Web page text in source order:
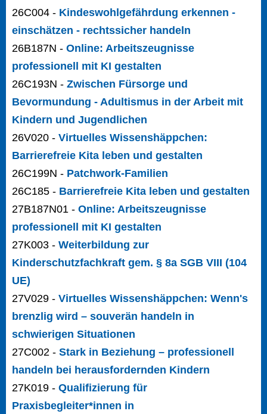
26C004 - Kindeswohlgefährdung erkennen -
einschätzen - rechtssicher handeln
26B187N - Online: Arbeitszeugnisse
professionell mit KI gestalten
26C193N - Zwischen Fürsorge und
Bevormundung - Adultismus in der Arbeit mit
Kindern und Jugendlichen
26V020 - Virtuelles Wissenshäppchen:
Barrierefreie Kita leben und gestalten
26C199N - Patchwork-Familien
26C185 - Barrierefreie Kita leben und gestalten
27B187N01 - Online: Arbeitszeugnisse
professionell mit KI gestalten
27K003 - Weiterbildung zur
Kinderschutzfachkraft gem. § 8a SGB VIII (104
UE)
27V029 - Virtuelles Wissenshäppchen: Wenn's
brenzlig wird – souverän handeln in
schwierigen Situationen
27C002 - Stark in Beziehung – professionell
handeln bei herausfordernden Kindern
27K019 - Qualifizierung für
Praxisbegleiter*innen in